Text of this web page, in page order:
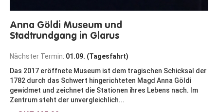
Anna Göldi Museum und
Stadtrundgang in Glarus
Nächster Termin: 01.09. (Tagesfahrt)
Das 2017 eröffnete Museum ist dem tragischen Schicksal der
1782 durch das Schwert hingerichteten Magd Anna Göldi
gewidmet und zeichnet die Stationen ihres Lebens nach. Im
Zentrum steht der unvergleichlich...